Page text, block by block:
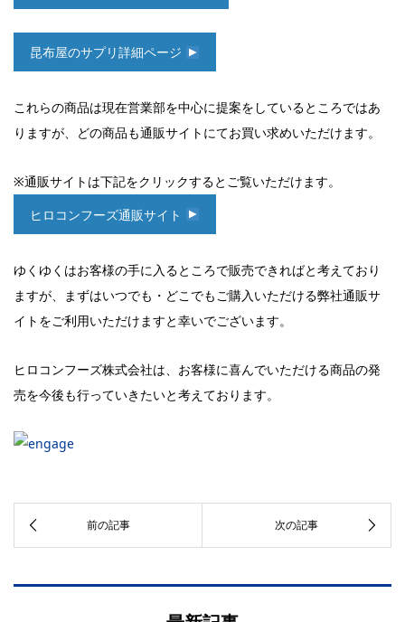
昆布屋のサプリ詳細ページ
これらの商品は現在営業部を中心に提案をしているところではあ
りますが、どの商品も通販サイトにてお買い求めいただけます。
※通販サイトは下記をクリックするとご覧いただけます。
ヒロコンフーズ通販サイト
ゆくゆくはお客様の手に入るところで販売できればと考えており
ますが、まずはいつでも・どこでもご購入いただける弊社通販サ
イトをご利用いただけますと幸いでございます。
ヒロコンフーズ株式会社は、お客様に喜んでいただける商品の発
売を今後も行っていきたいと考えております。